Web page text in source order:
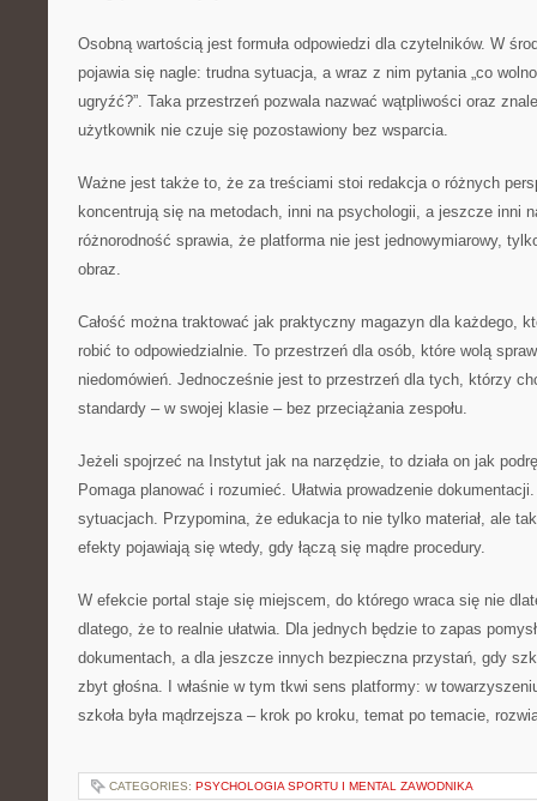
Osobną wartością jest formuła odpowiedzi dla czytelników. W
pojawia się nagle: trudna sytuacja, a wraz z nim pytania „co
ugryźć?”. Taka przestrzeń pozwala nazwać wątpliwości oraz
użytkownik nie czuje się pozostawiony bez wsparcia.
Ważne jest także to, że za treściami stoi redakcja o różnych
koncentrują się na metodach, inni na psychologii, a jeszcze inni
różnorodność sprawia, że platforma nie jest jednowymiarowy,
obraz.
Całość można traktować jak praktyczny magazyn dla każdego,
robić to odpowiedzialnie. To przestrzeń dla osób, które wolą
niedomówień. Jednocześnie jest to przestrzeń dla tych, którzy
standardy – w swojej klasie – bez przeciążania zespołu.
Jeżeli spojrzeć na Instytut jak na narzędzie, to działa on jak
Pomaga planować i rozumieć. Ułatwia prowadzenie
sytuacjach. Przypomina, że edukacja to nie tylko materiał, ale
efekty pojawiają się wtedy, gdy łączą się mądre procedury.
W efekcie portal staje się miejscem, do którego wraca się nie
dlatego, że to realnie ułatwia. Dla jednych będzie to zapas
dokumentach, a dla jeszcze innych bezpieczna przystań, gdy
zbyt głośna. I właśnie w tym tkwi sens platformy: w
szkoła była mądrzejsza – krok po kroku, temat po temacie,
CATEGORIES: PSYCHOLOGIA SPORTU I MENTAL ZAWODNIKA